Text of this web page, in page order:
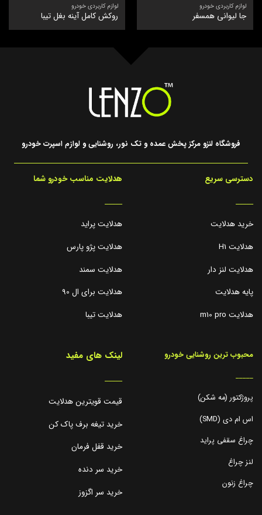
لوازم کاربردی خودرو
جا لیوانی همسفر
لوازم کاربردی خودرو
روکش کامل آینه بغل تیبا
فروشگاه لنزو مرکز پخش عمده و تک نور، روشنایی و لوازم اسپرت خودرو
دسترسی سریع
_____
خرید هدلایت
هدلایت H1
هدلایت لنز دار
پایه هدلایت
هدلایت m10 pro
هدلایت مناسب خودرو شما
_____
هدلایت پراید
هدلایت پژو پارس
هدلایت سمند
هدلایت برای ال 90
هدلایت تیبا
محبوب ترین روشنایی خودرو
_____
پروژکتور (مه شکن)
اس ام دی (SMD)
چراغ سقفی پراید
لنز چراغ
چراغ زنون
لینک های مفید
_____
قیمت قویترین هدلایت
خرید تیغه برف پاک کن
خرید قفل فرمان
خرید سر دنده
خرید سر اگزوز